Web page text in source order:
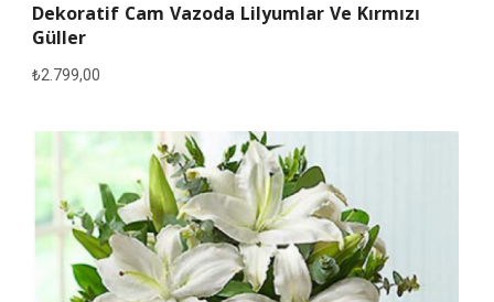
Dekoratif Cam Vazoda Lilyumlar Ve Kırmızı
Güller
₺2.799,00